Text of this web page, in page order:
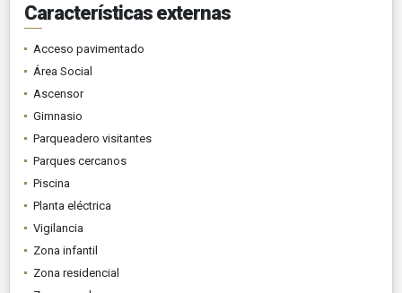
Características externas
Acceso pavimentado
Área Social
Ascensor
Gimnasio
Parqueadero visitantes
Parques cercanos
Piscina
Planta eléctrica
Vigilancia
Zona infantil
Zona residencial